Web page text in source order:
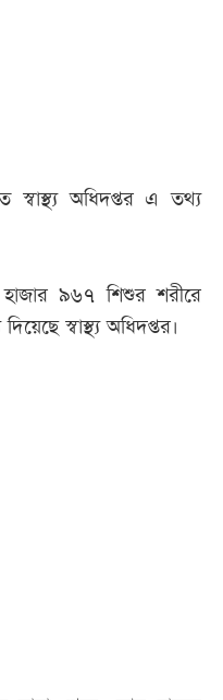
স্বাস্থ্য অধিদপ্তর এ তথ্য
৯৬৭ শিশুর শরীরে
স্বাস্থ্য অধিদপ্তর।